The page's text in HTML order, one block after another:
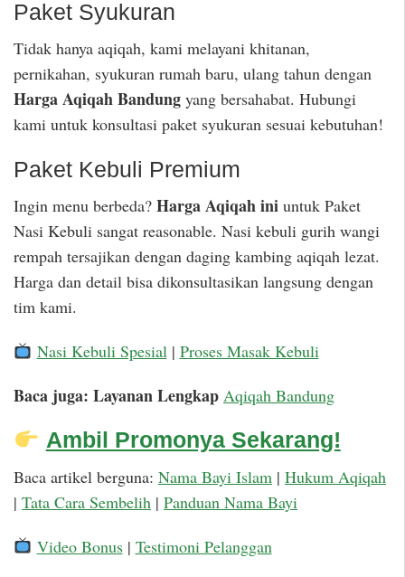
Paket Syukuran
Tidak hanya aqiqah, kami melayani khitanan,
pernikahan, syukuran rumah baru, ulang tahun dengan
Harga Aqiqah Bandung yang bersahabat. Hubungi
kami untuk konsultasi paket syukuran sesuai kebutuhan!
Paket Kebuli Premium
Ingin menu berbeda? Harga Aqiqah ini untuk Paket
Nasi Kebuli sangat reasonable. Nasi kebuli gurih wangi
rempah tersajikan dengan daging kambing aqiqah lezat.
Harga dan detail bisa dikonsultasikan langsung dengan
tim kami.
Nasi Kebuli Spesial| Proses Masak Kebuli
Baca juga: Layanan Lengkap Aqiqah Bandung
Ambil Promonya Sekarang!
Baca artikel berguna: Nama Bayi Islam | Hukum Aqiqah
| Tata Cara Sembelih | Panduan Nama Bayi
Video Bonus| Testimoni Pelanggan